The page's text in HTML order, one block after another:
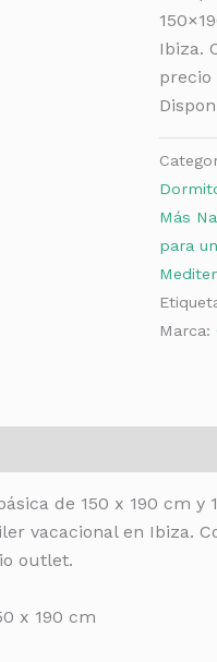
Ibiza.
precio
Más
para
Marca:
de 150 x 190 cm y
vacacional en Ibiza.
outlet.
x 190 cm